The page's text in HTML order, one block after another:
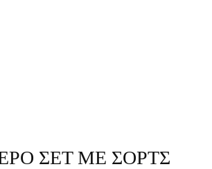
ΣΕΤ ΜΕ ΣΟΡΤΣ